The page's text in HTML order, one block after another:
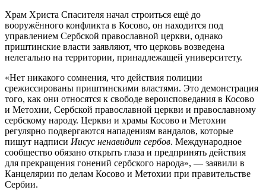
Храм Христа Спасителя начал строиться ещё до
вооружённого конфликта в Косово, он находится под
управлением Сербской православной церкви, однако
приштинские власти заявляют, что церковь возведена
нелегально на территории, принадлежащей университету.
«Нет никакого сомнения, что действия полиции
срежиссированы приштинскими властями. Это демонстрация
того, как они относятся к свободе вероисповедания в Косово
и Метохии, Сербской православной церкви и православному
сербскому народу. Церкви и храмы Косово и Метохии
регулярно подвергаются нападениям вандалов, которые
пишут надписи Иисус ненавидит сербов. Международное
сообщество обязано открыть глаза и предпринять действия
для прекращения гонений сербского народа», — заявили в
Канцелярии по делам Косово и Метохии при правительстве
Сербии.